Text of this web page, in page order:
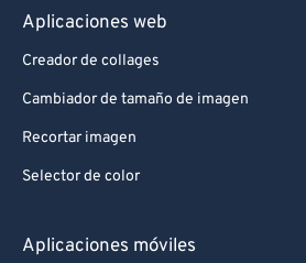
Aplicaciones web
Creador de collages
Cambiador de tamaño de imagen
Recortar imagen
Selector de color
Aplicaciones móviles